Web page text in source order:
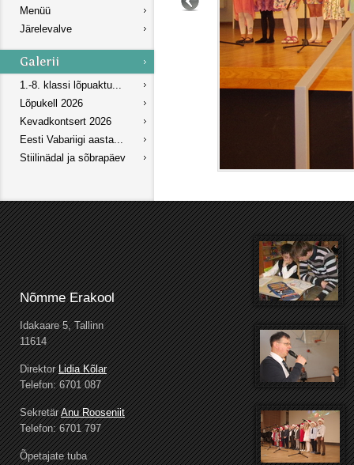
Menüü
Järelevalve
1.-8. klassi lõpuaktu...
Lõpukell 2026
Kevadkontsert 2026
Eesti Vabariigi aasta...
Stiilinädal ja sõbrapäev
Nõmme Erakool
Idakaare 5, Tallinn
11614
DirektorLidia Kõlar
Telefon: 6701 087
SekretärAnu Rooseniit
Telefon: 6701 797
Õpetajate tuba